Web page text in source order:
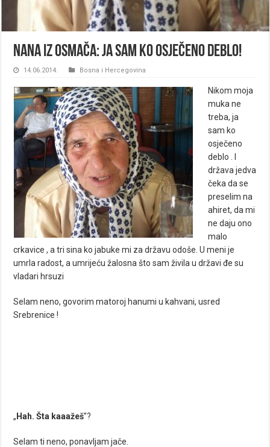
Nana iz Osmača: Ja sam ko osječeno deblo!
14.06.2014. Bosna i Hercegovina
Nikom moja
muka ne
treba, ja
sam ko
osječeno
deblo . I
država jedva
čeka da se
preselim na
ahiret, da mi
ne daju ono
malo
crkavice , a tri sina ko jabuke mi za državu odoše. U meni je
umrla radost, a umrijeću žalosna što sam živila u državi đe su
vladari hrsuzi
Selam neno, govorim matoroj hanumi u kahvani, usred
Srebrenice !
„ Hah. Šta kaaažeš”?
Selam ti neno, ponavljam jače.